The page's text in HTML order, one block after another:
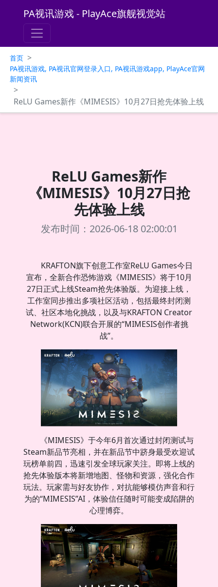
PA视讯游戏 - PlayAce旗舰视觉站
首页 >
PA视讯游戏, PA视讯官网登录入口, PA视讯游戏app, PlayAce官网
新闻资讯
>
ReLU Games新作《MIMESIS》10月27日抢先体验上线
ReLU Games新作
《MIMESIS》10月27日抢
先体验上线
发布时间：2026-06-18 02:00:01
KRAFTON旗下创意工作室ReLU Games今日
宣布，全新合作恐怖游戏《MIMESIS》将于10月
27日正式上线Steam抢先体验版。为迎接上线，
工作室同步推出多项社区活动，包括最终封闭测
试、社区本地化挑战，以及与KRAFTON Creator
Network(KCN)联合开展的“MIMESIS创作者挑
战”。
《MIMESIS》于今年6月首次通过封闭测试与
Steam新品节亮相，并在新品节中跻身最受欢迎试
玩榜单前四，迅速引发全球玩家关注。即将上线的
抢先体验版本将新增地图、怪物和资源，强化合作
玩法。玩家需与好友协作，对抗能够模仿声音和行
为的“MIMESIS”AI，体验信任随时可能变成陷阱的
心理博弈。